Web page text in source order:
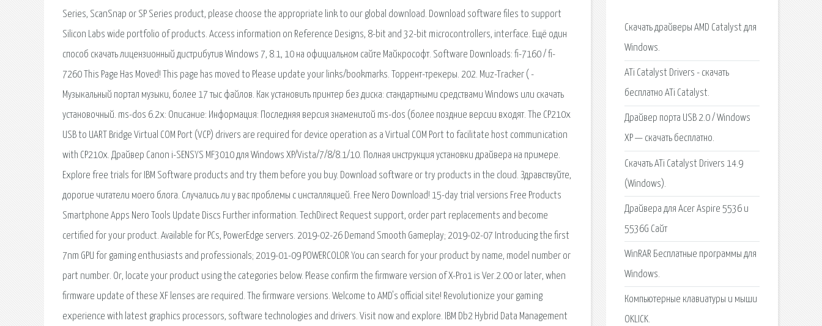
Series, ScanSnap or SP Series product, please choose the appropriate link to our global download. Download software files to support
Silicon Labs wide portfolio of products. Access information on Reference Designs, 8-bit and 32-bit microcontrollers, interface. Ещё один
способ скачать лицензионный дистрибутив Windows 7, 8.1, 10 на официальном сайте Майкрософт. Software Downloads: fi-7160 / fi-
7260 This Page Has Moved! This page has moved to Please update your links/bookmarks. Торрент-трекеры. 202. Muz-Tracker ( -
Музыкальный портал музыки, более 17 тыс файлов. Как установить принтер без диска: стандартными средствами Windows или скачать
установочный. ms-dos 6.2x: Описание: Информация: Последняя версия знаменитой ms-dos (более поздние версии входят. The CP210x
USB to UART Bridge Virtual COM Port (VCP) drivers are required for device operation as a Virtual COM Port to facilitate host communication
with CP210x. Драйвер Canon i-SENSYS MF3010 для Windows XP/Vista/7/8/8.1/10. Полная инструкция установки драйвера на примере.
Explore free trials for IBM Software products and try them before you buy. Download software or try products in the cloud. Здравствуйте,
дорогие читатели моего блога. Случались ли у вас проблемы с инсталляцией. Free Nero Download! 15-day trial versions Free Products
Smartphone Apps Nero Tools Update Discs Further information. TechDirect Request support, order part replacements and become
certified for your product. Available for PCs, PowerEdge servers. 2019-02-26 Demand Smooth Gameplay; 2019-02-07 Introducing the first
7nm GPU for gaming enthusiasts and professionals; 2019-01-09 POWERCOLOR You can search for your product by name, model number or
part number. Or, locate your product using the categories below. Please confirm the firmware version of X-Pro1 is Ver.2.00 or later, when
firmware update of these XF lenses are required. The firmware versions. Welcome to AMD's official site! Revolutionize your gaming
experience with latest graphics processors, software technologies and drivers. Visit now and explore. IBM Db2 Hybrid Data Management
Скачать драйверы AMD Catalyst для
Windows.
ATi Catalyst Drivers - скачать
бесплатно ATi Catalyst.
Драйвер порта USB 2.0 / Windows
XP — скачать бесплатно.
Cкачать ATi Catalyst Drivers 14.9
(Windows).
Драйвера для Acer Aspire 5536 и
5536G Сайт
WinRAR Бесплатные программы для
Windows.
Компьютерные клавиатуры и мыши
OKLICK.